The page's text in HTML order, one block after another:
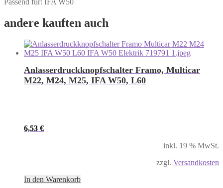
Passend für: IFA W50
andere kauften auch
Anlasserdruckknopfschalter Framo, Multicar
M22, M24, M25, IFA W50, L60
6,53 €
inkl. 19 % MwSt.
zzgl. Versandkosten
In den Warenkorb